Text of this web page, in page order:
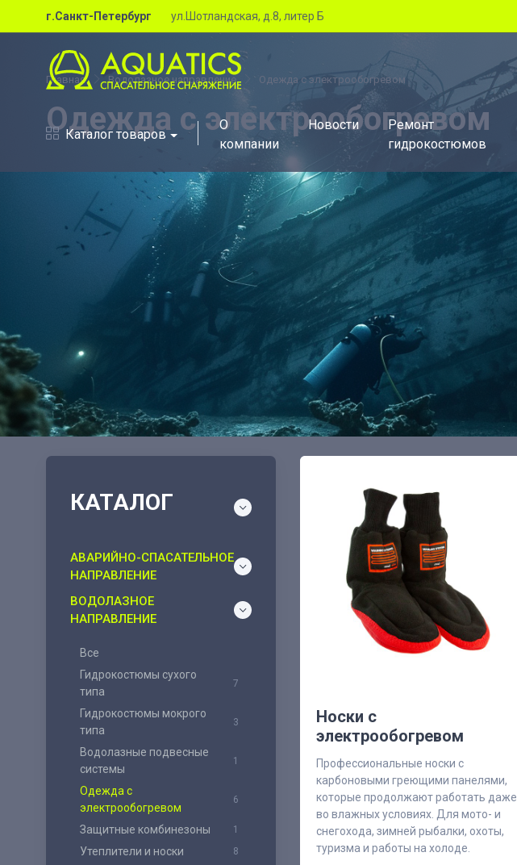
г.Санкт-Петербург ул.Шотландская, д.8, литер Б
Каталог товаров
О
компании
Новости
Ремонт
гидрокостюмов
Главная Водолазное направление Одежда с электрообогревом
Одежда с электрообогревом
КАТАЛОГ
АВАРИЙНО-СПАСАТЕЛЬНОЕ
НАПРАВЛЕНИЕ
ВОДОЛАЗНОЕ
НАПРАВЛЕНИЕ
Все
Гидрокостюмы сухого
типа
7
Гидрокостюмы мокрого
типа
3
Водолазные подвесные
системы
1
Одежда с
электрообогревом
6
Защитные комбинезоны 1
Утеплители и носки 8
Носки с
электрообогревом
Профессиональные носки с
карбоновыми греющими панелями,
которые продолжают работать даже
во влажных условиях. Для мото- и
снегохода, зимней рыбалки, охоты,
туризма и работы на холоде.